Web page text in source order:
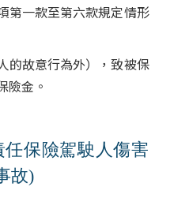
第一款至第六款規定情形
的故意行為外），致被保
險金。
保險駕駛人傷害
故)